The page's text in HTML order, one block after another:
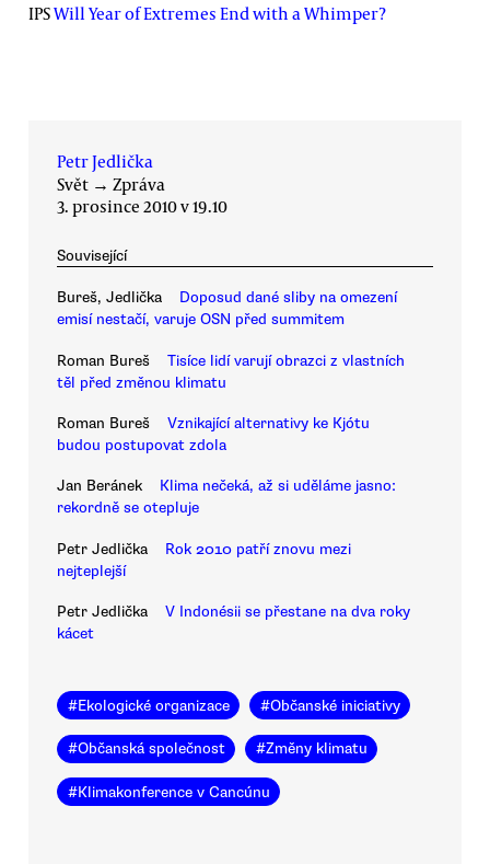
IPSWill Year of Extremes End with a Whimper?
Petr Jedlička
Svět → Zpráva
3. prosince 2010 v 19.10
Související
Bureš, Jedlička
Doposud dané sliby na omezení
emisí nestačí, varuje OSN před summitem
Roman Bureš
Tisíce lidí varují obrazci z vlastních
těl před změnou klimatu
Roman Bureš
Vznikající alternativy ke Kjótu
budou postupovat zdola
Jan Beránek
Klima nečeká, až si uděláme jasno:
rekordně se otepluje
Petr Jedlička
Rok 2010 patří znovu mezi
nejteplejší
Petr Jedlička
V Indonésii se přestane na dva roky
kácet
#Ekologické organizace #Občanské iniciativy
#Občanská společnost #Změny klimatu
#Klimakonference v Cancúnu